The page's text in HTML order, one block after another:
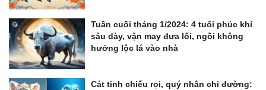
Tuần cuối tháng 1/2024: 4 tuổi phúc khí
sâu dày, vận may đưa lối, ngồi không
hưởng lộc lá vào nhà
Cát tinh chiếu rọi, quý nhân chỉ đường: